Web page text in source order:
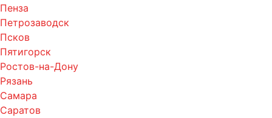
Пенза
Петрозаводск
Псков
Пятигорск
Ростов-на-Дону
Рязань
Самара
Саратов